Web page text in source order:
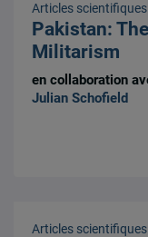
Articles scientifiques
Pakistan:
Militarism
en collaboration
Julian Schofield
Articles scientifiques